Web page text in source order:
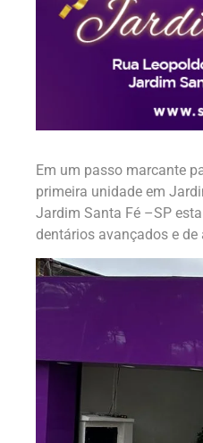
Em um passo marcante
primeira unidade em
Jardim Santa Fé –SP
dentários avançados e de